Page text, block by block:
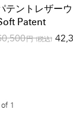
テントレザー
Patent
円(税込)
1